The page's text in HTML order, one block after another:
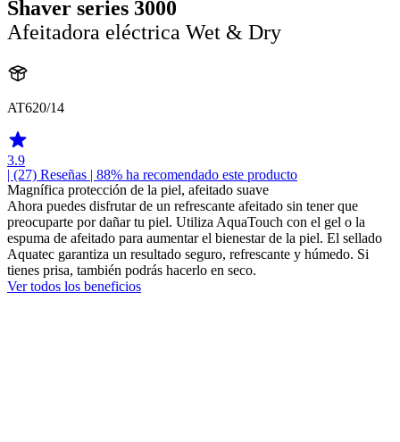
Shaver series 3000
Afeitadora eléctrica Wet & Dry
AT620/14
3.9
| (27) Reseñas | 88% ha recomendado este producto
Magnífica protección de la piel, afeitado suave
Ahora puedes disfrutar de un refrescante afeitado sin tener que
preocuparte por dañar tu piel. Utiliza AquaTouch con el gel o la
espuma de afeitado para aumentar el bienestar de la piel. El sellado
Aquatec garantiza un resultado seguro, refrescante y húmedo. Si
tienes prisa, también podrás hacerlo en seco.
Ver todos los beneficios